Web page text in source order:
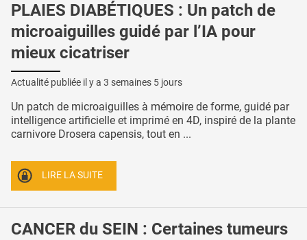
PLAIES DIABÉTIQUES : Un patch de
microaiguilles guidé par l’IA pour
mieux cicatriser
Actualité publiée il y a 3 semaines 5 jours
Un patch de microaiguilles à mémoire de forme, guidé par
intelligence artificielle et imprimé en 4D, inspiré de la plante
carnivore Drosera capensis, tout en ...
LIRE LA SUITE
CANCER du SEIN : Certaines tumeurs